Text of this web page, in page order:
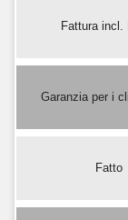
Fattura incl.
Garanzia per i
Fatto